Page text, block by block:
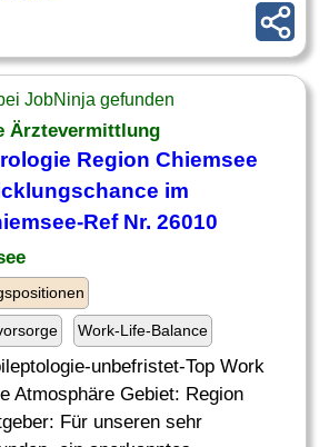
JobNinja gefunden
Ärztevermittlung
Region Chiemsee
im
Ref Nr. 26010
Work-Life-Balance
unbefristet-Top Work
Atmosphäre Gebiet: Region
Für unseren sehr